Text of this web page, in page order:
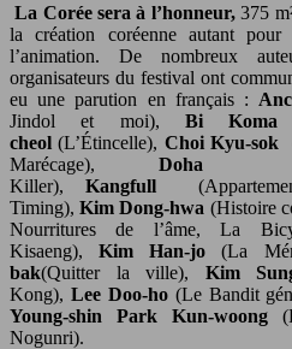
La Corée sera à l’honneur,375
la création coréenne autant
l’animation. De nombreux
organisateurs du festival ont
eu une parution en français :
Jindol et moi), Bi
cheol (L’Étincelle), Choi Kyu-sok
Marécage), Doha
Killer), Kangfull
Timing),Kim Dong-hwa (Histoire
Nourritures de l’âme, La
Kisaeng),Kim Han-jo (La
bak(Quitter la ville), Kim
Kong), Lee Doo-ho(Le Bandit
Young-shin Park Kun-woong
Nogunri).